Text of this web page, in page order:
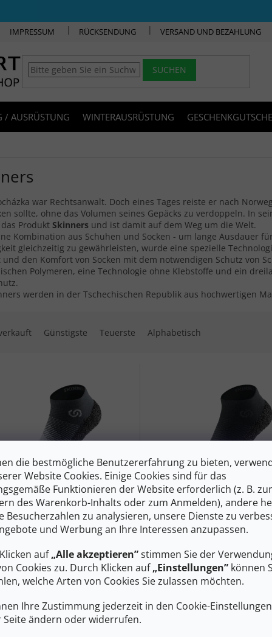
die bestmögliche Benutzererfahrung zu bieten,
Website Cookies. Einige Cookies sind für das
Funktionieren der Website erforderlich (z. B.
des Warenkorb-Inhalts oder zum Anmelden), andere
Besucherzahlen zu analysieren, unsere Dienste zu
und Werbung an Ihre Interessen anzupassen.
auf„Alle akzeptieren”stimmen Sie der
Cookies zu. Durch Klicken auf„Einstellungen” können
welche Arten von Cookies Sie zulassen möchten.
Ihre Zustimmung jederzeit in den Cookie-
Seite ändern oder widerrufen.
IMPRESSUM RÜCKSENDUNG VERSAND UND BEZAHLUNG
SUCHEN
/ AUSRÜSTUNG WINTERAUSRÜSTUNG
war Rechtsanwalt. Doch eines Tages reiste er nach
sollte, ohne das Volumen seines Gepäcks zu verdoppeln. In
Produkt Skinners und ist damit auf dem Weg um die Welt.
Kombination aus Schuhen und Socken - um lange Ausdauer
gleichzeitig zu gewährleisten, wurde eine spezielle
und den Komfort von Socken mit dem notwendigen Schutz von
Polymeren, eine Technologie ohne Klebstoffe und ein
werden in der Tschechischen Republik aus hochwertigen
Günstigste Teuerste Alphabetisch
62 €
–33 %
COMFORT 2.0 Stein -
DETAIL
sind die ideale Kombination
und Schuhen. Man kann
SKINNERS COMFORT 2.0
anthrazitfarbene
schwarz
41 €
Reibungssohle für natürliche